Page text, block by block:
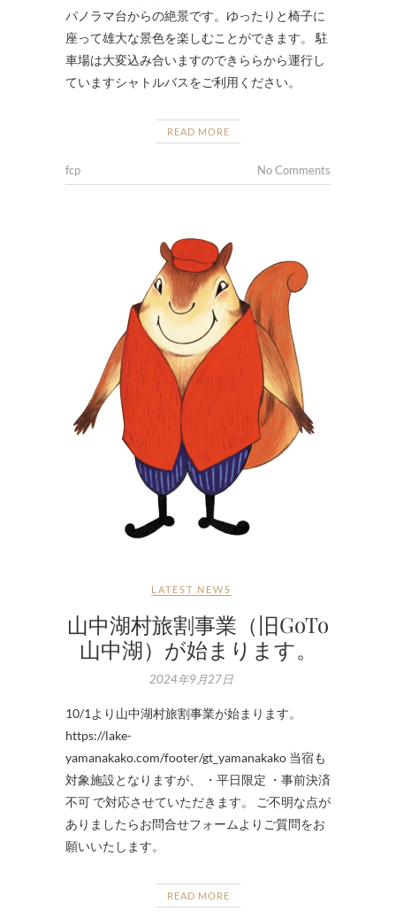
パノラマ台からの絶景です。ゆったりと椅子に
座って雄大な景色を楽しむことができます。 駐
車場は大変込み合いますのできららから運行し
ていますシャトルバスをご利用ください。
READ MORE
fcp No Comments
LATEST NEWS
山中湖村旅割事業（旧GoTo
山中湖）が始まります。
2024年9月27日
10/1より山中湖村旅割事業が始まります。
https://lake-
yamanakako.com/footer/gt_yamanakako 当宿も
対象施設となりますが、 ・平日限定 ・事前決済
不可 で対応させていただきます。 ご不明な点が
ありましたらお問合せフォームよりご質問をお
願いいたします。
READ MORE